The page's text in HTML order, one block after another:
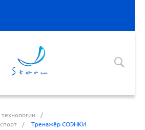
/
/ Тренажёр СОЭНКИ